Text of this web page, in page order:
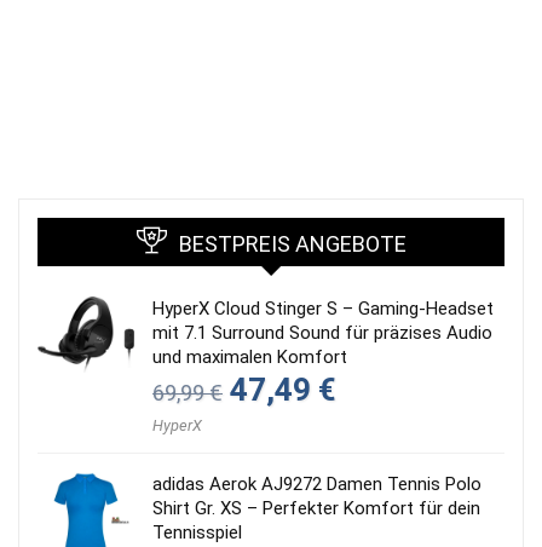
BESTPREIS ANGEBOTE
HyperX Cloud Stinger S – Gaming-Headset
mit 7.1 Surround Sound für präzises Audio
und maximalen Komfort
69,99€ Ursprünglicher
Preis
47,49 €
HyperX
adidas Aerok AJ9272 Damen Tennis Polo
Shirt Gr. XS – Perfekter Komfort für dein
Tennisspiel